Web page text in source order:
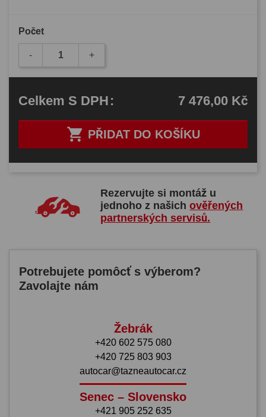
Počet
- +
 PŘIDAT DO KOŠÍKU
Celkem S DPH: 7 476,00 Kč
Rezervujte si montáž u
jednoho z našichověřených
partnerských servisů.
Potrebujete pomôcť s výberom?
Zavolajte nám
Žebrák
+420 602 575 080
+420 725 803 903
autocar@tazneautocar.cz
Senec – Slovensko
+421 905 252 635